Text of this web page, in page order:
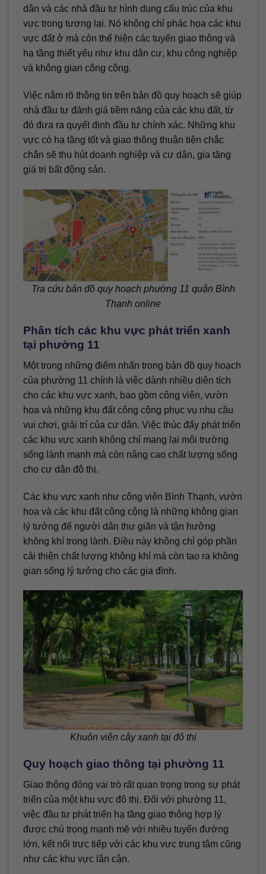
dân và các nhà đầu tư hình dung cấu trúc của khu
vực trong tương lai. Nó không chỉ phác họa các khu
vực đất ở mà còn thể hiện các tuyến giao thông và
hạ tầng thiết yếu như khu dân cư, khu công nghiệp
và không gian công cộng.
Việc nắm rõ thông tin trên bản đồ quy hoạch sẽ giúp
nhà đầu tư đánh giá tiềm năng của các khu đất, từ
đó đưa ra quyết định đầu tư chính xác. Những khu
vực có hạ tầng tốt và giao thông thuận tiện chắc
chắn sẽ thu hút doanh nghiệp và cư dân, gia tăng
giá trị bất động sản.
Tra cứu bản đồ quy hoạch phường 11 quận Bình
Thạnh online
Phân tích các khu vực phát triển xanh
tại phường 11
Một trong những điểm nhấn trong bản đồ quy hoạch
của phường 11 chính là việc dành nhiều diện tích
cho các khu vực xanh, bao gồm công viên, vườn
hoa và những khu đất công cộng phục vụ nhu cầu
vui chơi, giải trí của cư dân. Việc thúc đẩy phát triển
các khu vực xanh không chỉ mang lại môi trường
sống lành mạnh mà còn nâng cao chất lượng sống
cho cư dân đô thị.
Các khu vực xanh như công viên Bình Thạnh, vườn
hoa và các khu đất công cộng là những không gian
lý tưởng để người dân thư giãn và tận hưởng
không khí trong lành. Điều này không chỉ góp phần
cải thiện chất lượng không khí mà còn tạo ra không
gian sống lý tưởng cho các gia đình.
Khuôn viên cây xanh tại đô thị
Quy hoạch giao thông tại phường 11
Giao thông đóng vai trò rất quan trọng trong sự phát
triển của một khu vực đô thị. Đối với phường 11,
việc đầu tư phát triển hạ tầng giao thông hợp lý
được chú trọng mạnh mẽ với nhiều tuyến đường
lớn, kết nối trực tiếp với các khu vực trung tâm cũng
như các khu vực lân cận.